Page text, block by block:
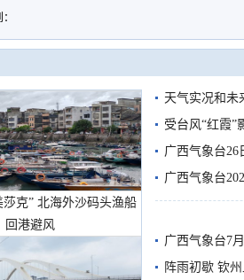
莎克” 北海外沙码头渔船
回港避风
天气实况和未
受台风“红霞”
有较强降雨
广西气象台26
广西气象台
预警
广西气象台7
阵雨初歇 钦